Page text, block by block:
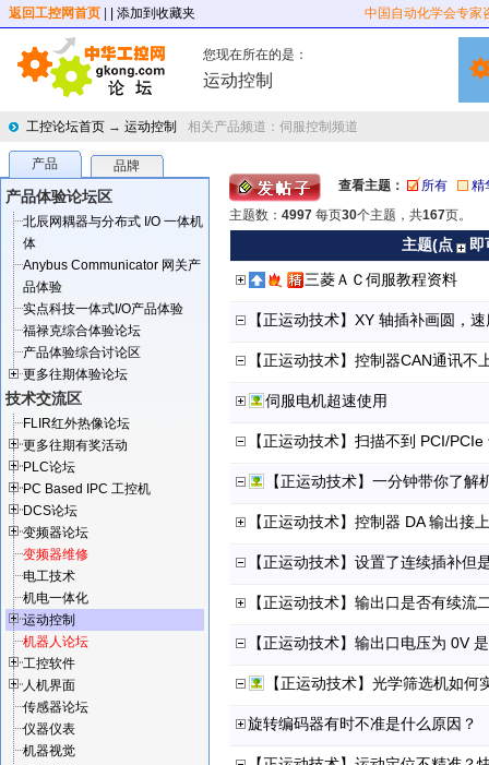
返回工控网首页 | 添加到收藏夹 中国自动化学会专家
您现在所在的是：
运动控制
工控论坛首页 → 运动控制 相关产品频道： 伺服控制频道
产品 品牌
产品体验论坛区
北辰网耦器与分布式 I/O 一体机
体
Anybus Communicator 网关产
品体验
实点科技一体式I/O产品体验
福禄克综合体验论坛
产品体验综合讨论区
更多往期体验论坛
技术交流区
FLIR红外热像论坛
更多往期有奖活动
PLC论坛
PC Based IPC 工控机
DCS论坛
变频器论坛
变频器维修
电工技术
机电一体化
运动控制
机器人论坛
工控软件
人机界面
传感器论坛
仪器仪表
机器视觉
查看主题： 所有
精
主题数： 4997 每页30个主题，共167页。
主题(点
三菱ＡＣ伺服教程资料
【正运动技术】XY 轴插补画圆，
【正运动技术】控制器CAN通讯不
伺服电机超速使用
【正运动技术】扫描不到 PCI/PCIe
【正运动技术】一分钟带你了解
【正运动技术】控制器 DA 输出接
【正运动技术】设置了连续插补但
【正运动技术】输出口是否有续
【正运动技术】输出口电压为 0V
【正运动技术】光学筛选机如
旋转编码器有时不准是什么原因？